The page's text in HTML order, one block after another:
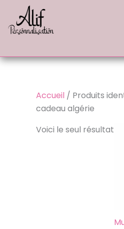
contenu
Accueil / Produits
cadeau algérie
Voici le seul résultat